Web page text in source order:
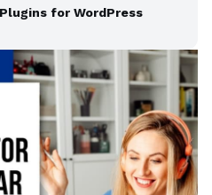
for WordPress